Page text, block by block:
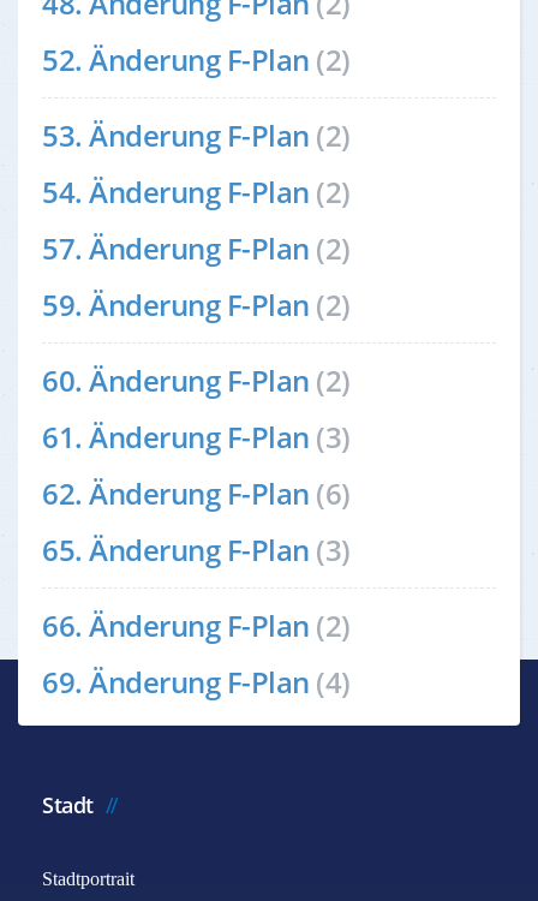
52. Änderung F-Plan (2)
53. Änderung F-Plan (2)
54. Änderung F-Plan (2)
57. Änderung F-Plan (2)
59. Änderung F-Plan (2)
60. Änderung F-Plan (2)
61. Änderung F-Plan (3)
62. Änderung F-Plan (6)
65. Änderung F-Plan (3)
66. Änderung F-Plan (2)
69. Änderung F-Plan (4)
Stadt
Stadtportrait